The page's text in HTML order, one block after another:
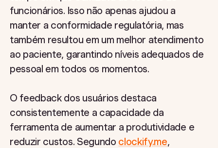
funcionários. Isso não apenas ajudou a
manter a conformidade regulatória, mas
também resultou em um melhor atendimento
ao paciente, garantindo níveis adequados de
pessoal em todos os momentos.
O feedback dos usuários destaca
consistentemente a capacidade da
ferramenta de aumentar a produtividade e
reduzir custos. Segundo clockify.me,